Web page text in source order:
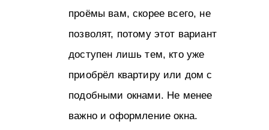
проёмы вам, скорее всего, не
позволят, потому этот вариант
доступен лишь тем, кто уже
приобрёл квартиру или дом с
подобными окнами. Не менее
важно и оформление окна.